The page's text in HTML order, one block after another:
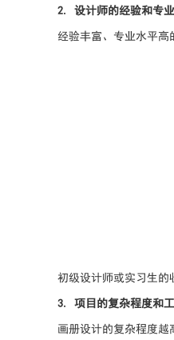
2. 设计师的经验和专业
经验丰富、专业水平高
初级设计师或实习生的
3. 项目的复杂程度和工
画册设计的复杂程度越